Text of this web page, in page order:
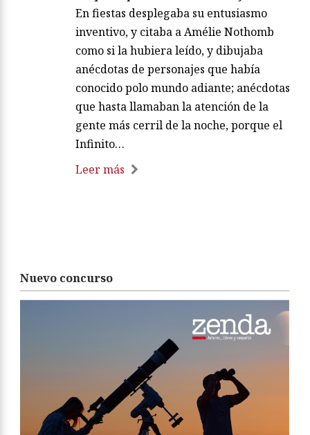
En fiestas desplegaba su entusiasmo
inventivo, y citaba a Amélie Nothomb
como si la hubiera leído, y dibujaba
anécdotas de personajes que había
conocido polo mundo adiante; anécdotas
que hasta llamaban la atención de la
gente más cerril de la noche, porque el
Infinito…
Leer más
Nuevo concurso